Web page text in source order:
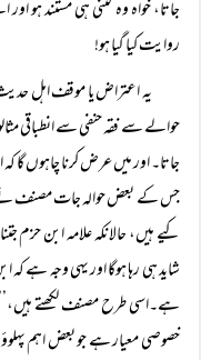
جاتا، خواہ وہ کتنی ہی مستند ہو
روایت کیا گیا ہو!
یہ اعتراض یا موقف اہل
حوالے سے فقہ حنفی سے انطباقی
جاتا۔ اور میں عرض کرنا چاہوں گا
جس کے بعض حوالہ جات مصنف نے
کیے ہیں، حالانکہ علامہ ابن حزم
شاید ہی رہا ہوگا اور یہی وجہ
ہے۔اسی طرح مصنف لکھتے ہیں،’’
خصوصی معیار ہے جو بعض اہم